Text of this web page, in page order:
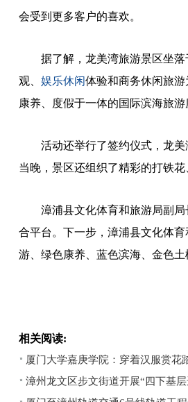
会受到更多客户的喜欢。
据了解，龙美湾旅游景区坐落
观、 娱乐休闲体验和商务休闲旅游
康养、度假于一体的国际滨海旅游
活动还举行了签约仪式，龙美
当晚，景区还组织了精彩的打铁
漳浦县文化体育和旅游局副局
合平台。下一步，漳浦县文化体
游、绿色康养、蓝色滨海、金色
相关阅读:
厦门大学嘉庚学院：穿着汉服赏花
漳州龙文区步文街道开展“四下基